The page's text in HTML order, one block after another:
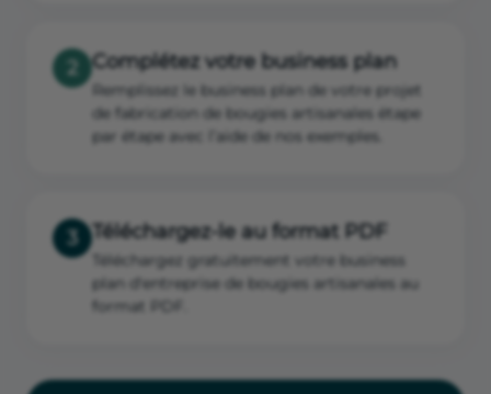
2 Complétez votre business plan
Remplissez le business plan de votre projet
de fabrication de bougies artisanales étape
par étape avec l’aide de nos exemples.
Téléchargez-le au format PDF
Téléchargez gratuitement votre business
plan d'entreprise de bougies artisanales au
format PDF.